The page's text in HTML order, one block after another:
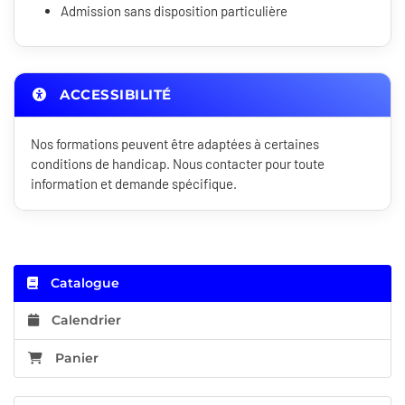
Admission sans disposition particulière
ACCESSIBILITÉ
Nos formations peuvent être adaptées à certaines
conditions de handicap. Nous contacter pour toute
information et demande spécifique.
Catalogue
Calendrier
Panier